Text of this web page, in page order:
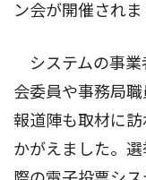
ン会が開催されま
システムの事業
会委員や事務局
報道陣も取材に
かがえました。